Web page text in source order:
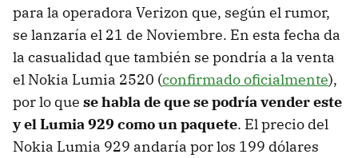
para la operadora Verizon que, según el rumor,
se lanzaría el 21 de Noviembre. En esta fecha da
la casualidad que también se pondría a la venta
el Nokia Lumia 2520 (confirmado oficialmente),
por lo que se habla de que se podría vender este
y el Lumia 929 como un paquete. El precio del
Nokia Lumia 929 andaría por los 199 dólares